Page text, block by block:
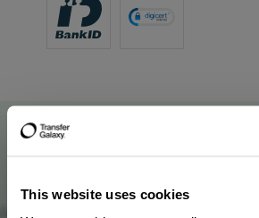
This website uses cookies